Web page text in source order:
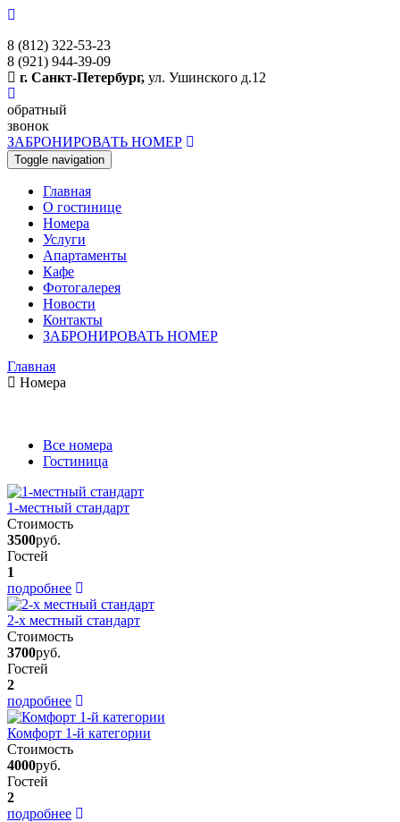
8 (812) 322-53-23
8 (921) 944-39-09
г. Санкт-Петербург, ул. Ушинского д.12
обратный
звонок
ЗАБРОНИРОВАТЬ НОМЕР
Toggle navigation
Главная
O гостинице
Номера
Услуги
Апартаменты
Кафе
Фотогалерея
Новости
Контакты
ЗАБРОНИРОВАТЬ НОМЕР
Главная
Номера
Вcе номера
Гостиница
1-местный стандарт
Стоимость
3500руб.
Гостей
1
подробнее
2-х местный стандарт
Стоимость
3700руб.
Гостей
2
подробнее
Комфорт 1-й категории
Стоимость
4000руб.
Гостей
2
подробнее